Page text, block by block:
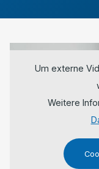
Um externe
Weitere